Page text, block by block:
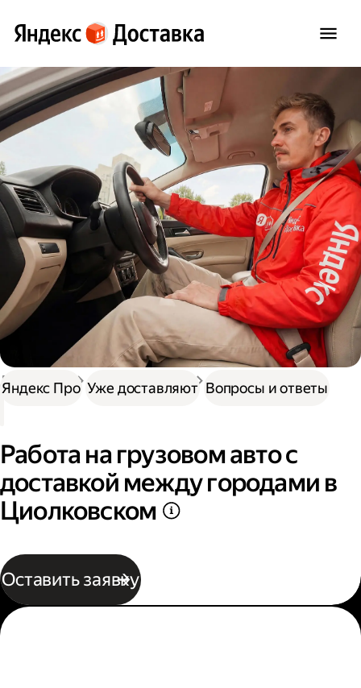
Доставка Нужна работа Автокурьер
Работа на грузовом авто с
доставкой между городами в
Циолковском
Оставить заявку
Яндекс Про Уже доставляют Вопросы и ответы